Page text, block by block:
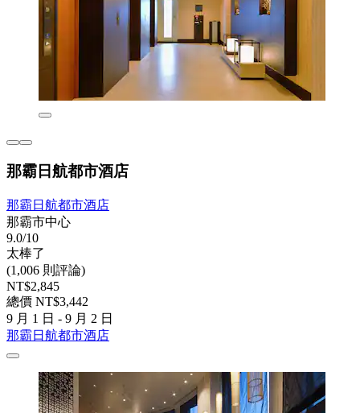
那霸日航都市酒店
那霸日航都市酒店
那霸市中心
9.0/10
太棒了
(1,006 則評論)
NT$2,845
總價 NT$3,442
9 月 1 日 - 9 月 2 日
那霸日航都市酒店